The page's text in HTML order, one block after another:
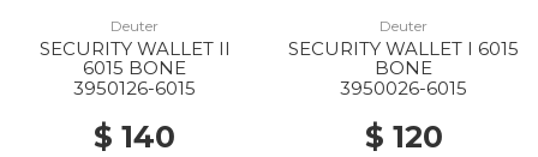
Deuter
SECURITY WALLET II
6015 BONE
3950126-6015
$ 140
Deuter
SECURITY WALLET I 6015
BONE
3950026-6015
$ 120